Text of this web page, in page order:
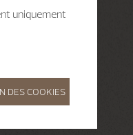
uniquement
DES COOKIES